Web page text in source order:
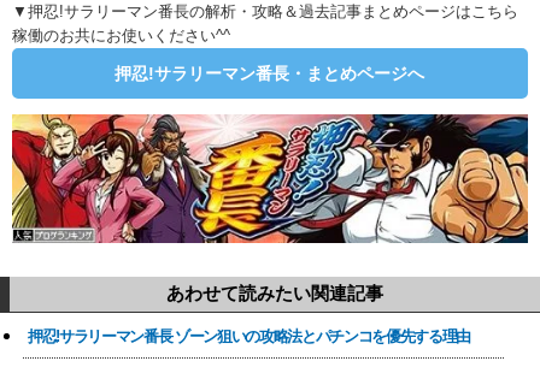
▼押忍!サラリーマン番長の解析・攻略＆過去記事まとめページはこちら
稼働のお共にお使いください^^
押忍!サラリーマン番長・まとめページへ
あわせて読みたい関連記事
押忍!サラリーマン番長 ゾーン狙いの攻略法とパチンコを優先する理由